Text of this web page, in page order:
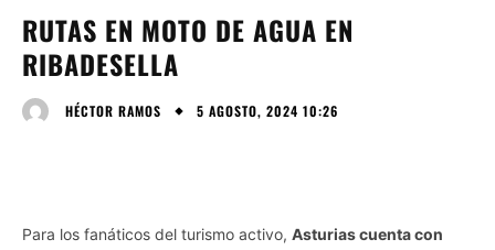
RUTAS EN MOTO DE AGUA EN
RIBADESELLA
HÉCTOR RAMOS 5 AGOSTO, 2024 10:26
Para los fanáticos del turismo activo, Asturias cuenta con